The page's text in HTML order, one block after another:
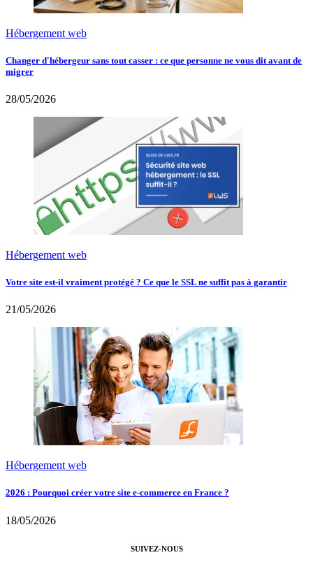
Hébergement web
Changer d'hébergeur sans tout casser : ce que personne ne vous dit avant de
migrer
28/05/2026
Hébergement web
Votre site est-il vraiment protégé ? Ce que le SSL ne suffit pas à garantir
21/05/2026
Hébergement web
2026 : Pourquoi créer votre site e-commerce en France ?
18/05/2026
SUIVEZ-NOUS